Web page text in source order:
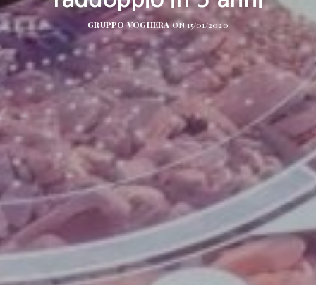
GRUPPO VOGHERAON 15/01/2020